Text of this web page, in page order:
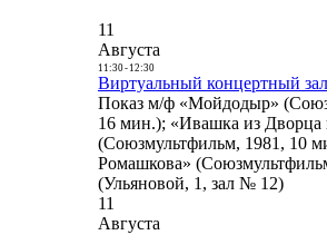
11
Августа
11:30- 12:30
Виртуальный концертный
Показ м/ф «Мойдодыр»
16 мин.); «Ивашка из Дворца
(Союзмультфильм, 1981, 10
Ромашкова»
(Ульяновой, 1, зал № 12)
11
Августа